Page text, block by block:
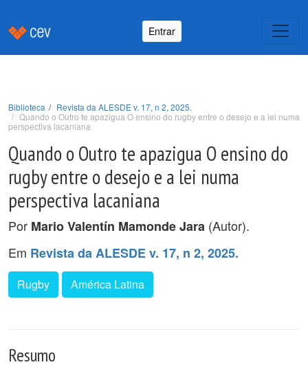
Entrar
Biblioteca
Revista da ALESDE v. 17, n 2, 2025.
Quando o Outro te apazigua O ensino do rugby entre o desejo e a lei numa
perspectiva lacaniana
Quando o Outro te apazigua O ensino do
rugby entre o desejo e a lei numa
perspectiva lacaniana
Por Mario Valentín Mamonde Jara (Autor).
Em Revista da ALESDE v. 17, n 2, 2025.
Rugby América Latina
Resumo